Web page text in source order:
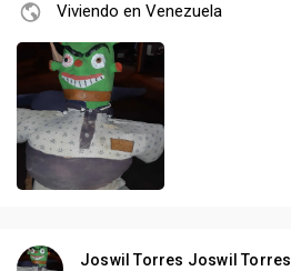
Viviendo en Venezuela
Joswil Torres Joswil Torres